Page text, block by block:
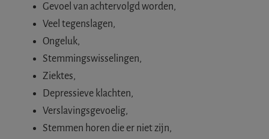
Gevoel van achtervolgd worden,
Veel tegenslagen,
Ongeluk,
Stemmingswisselingen,
Ziektes,
Depressieve klachten,
Verslavingsgevoelig,
Stemmen horen die er niet zijn,